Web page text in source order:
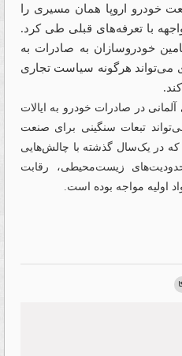
خودرو اروپا همان مسیری را
با تعرفه‌‌‌های قبلی طی کرد.
خودروسازان به صادرات به
می‌تواند هرگونه سیاست تجاری
در صادرات خودرو به ایالات
تبعات سنگینی برای صنعت
که در یک‌‌‌سال گذشته با چالش‌‌‌هایی
زیست‌‌‌محیطی، رقابت
اولیه مواجه بوده است.